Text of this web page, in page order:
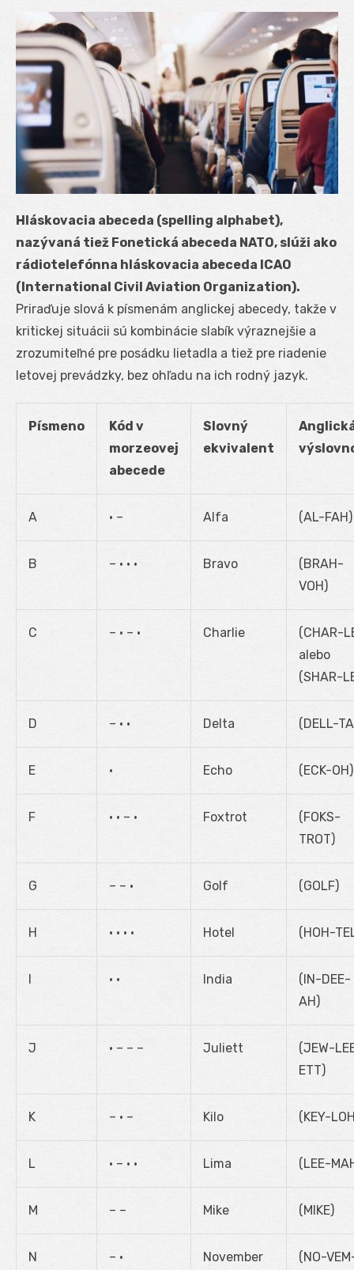
Hláskovacia abeceda (spelling alphabet),
nazývaná tiež Fonetická abeceda NATO, slúži ako
rádiotelefónna hláskovacia abeceda ICAO
(International Civil Aviation Organization).
Priraďuje slová k písmenám anglickej abecedy, takže v
kritickej situácii sú kombinácie slabík výraznejšie a
zrozumiteľné pre posádku lietadla a tiež pre riadenie
letovej prevádzky, bez ohľadu na ich rodný jazyk.
Písmeno
Kód v
morzeovej
abecede
Slovný
ekvivalent
A • – Alfa (AL-FAH)
B – • • • Bravo
(BRAH-
VOH)
C – • – • Charlie
(CHAR-
alebo
(SHAR-
D – • • Delta (DELL-
E • Echo (ECK-OH)
F • • – • Foxtrot
(FOKS-
TROT)
G – – • Golf (GOLF)
H • • • • Hotel (HOH-
I • • India
(IN-DEE-
AH)
J • – – – Juliett
(JEW-
ETT)
K – • – Kilo (KEY-
L • – • • Lima (LEE-
M – – Mike (MIKE)
N – • November
(NO-